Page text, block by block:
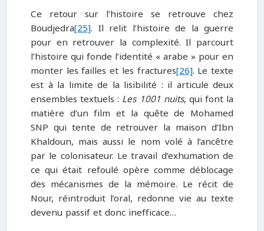
Ce retour sur l’histoire se retrouve chez
Boudjedra[25]. Il relit l’histoire de la guerre
pour en retrouver la complexité. Il parcourt
l’histoire qui fonde l’identité « arabe » pour en
monter les failles et les fractures[26]. Le texte
est à la limite de la lisibilité : il articule deux
ensembles textuels : Les 1001 nuits, qui font la
matière d’un film et la quête de Mohamed
SNP qui tente de retrouver la maison d’Ibn
Khaldoun, mais aussi le nom volé à l’ancêtre
par le colonisateur. Le travail d’exhumation de
ce qui était refoulé opère comme déblocage
des mécanismes de la mémoire. Le récit de
Nour, réintroduit l’oral, redonne vie au texte
devenu passif et donc inefficace…